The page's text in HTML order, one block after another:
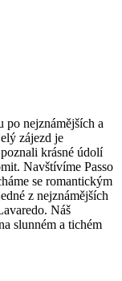
po nejznámějších a
zájezd je
krásné údolí
Navštívíme Passo
se romantickým
z nejznámějších
Náš
slunném a tichém